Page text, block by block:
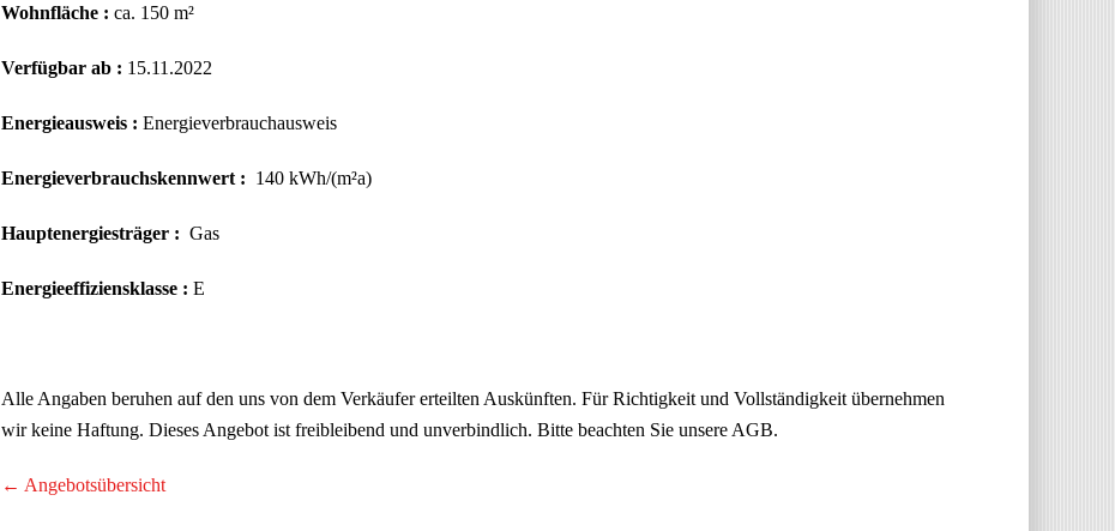
Wohnfläche : ca. 150 m²
Verfügbar ab : 15.11.2022
Energieausweis : Energieverbrauchausweis
Energieverbrauchskennwert : 140 kWh/(m²a)
Hauptenergiesträger : Gas
Energieeffiziensklasse : E
Alle Angaben beruhen auf den uns von dem Verkäufer erteilten Auskünften. Für Richtigkeit und Vollständigkeit übernehmen
wir keine Haftung. Dieses Angebot ist freibleibend und unverbindlich. Bitte beachten Sie unsere AGB.
← Angebotsübersicht